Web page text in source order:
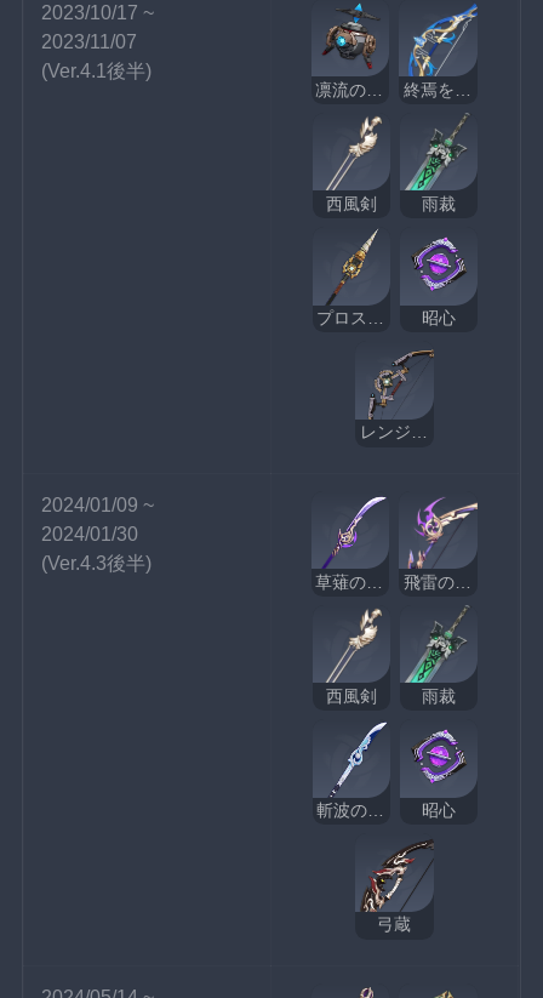
2023/10/17 ~
2023/11/07
(Ver.4.1後半)
西風剣 雨裁
プロスペクタードリル 昭心
レンジゲージ
2024/01/09 ~
2024/01/30
(Ver.4.3後半)
飛雷の鳴弦
西風剣 雨裁
斬波のひれ長 昭心
弓蔵